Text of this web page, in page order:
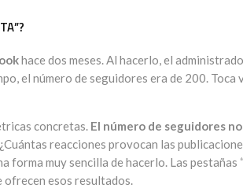
hace dos meses. Al hacerlo, el
el número de seguidores era de 200. Toca
concretas. El número de seguidores
reacciones provocan las
forma muy sencilla de hacerlo. Las pestañas
ofrecen esos resultados.